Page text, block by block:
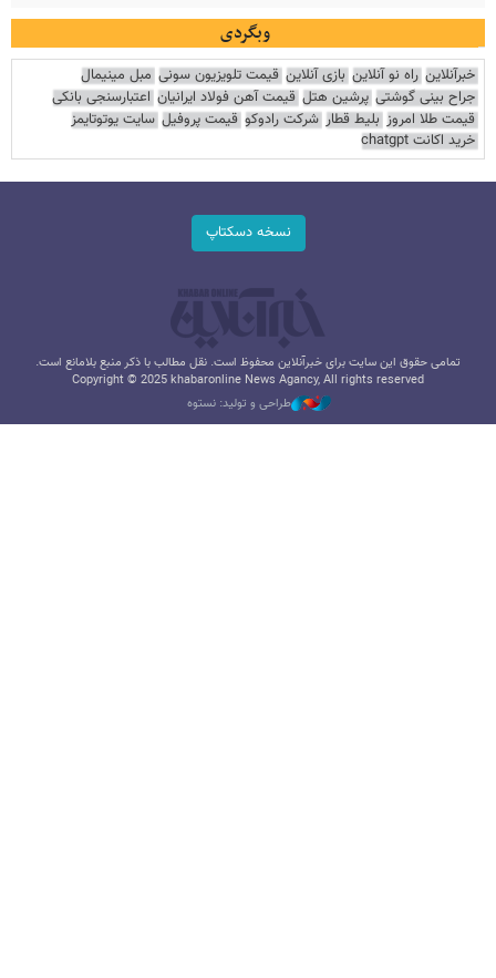
وبگردی
خبرآنلاین راه نو آنلاین بازی آنلاین قیمت تلویزیون سونی مبل مینیمال
جراح بینی گوشتی پرشین هتل قیمت آهن فولاد ایرانیان اعتبارسنجی بانکی
قیمت طلا امروز بلیط قطار شرکت رادوکو قیمت پروفیل سایت یوتوتایمز
خرید اکانت chatgpt
نسخه دسکتاپ
تمامی حقوق این سایت برای خبرآنلاین محفوظ است. نقل مطالب با ذکر منبع بلامانع است.
Copyright © 2025 khabaronline News Agancy, All rights reserved
طراحی و تولید: نستوه